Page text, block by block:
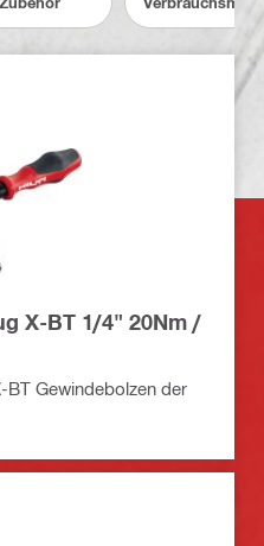
X-BT 1/4" 20Nm /
BT Gewindebolzen der